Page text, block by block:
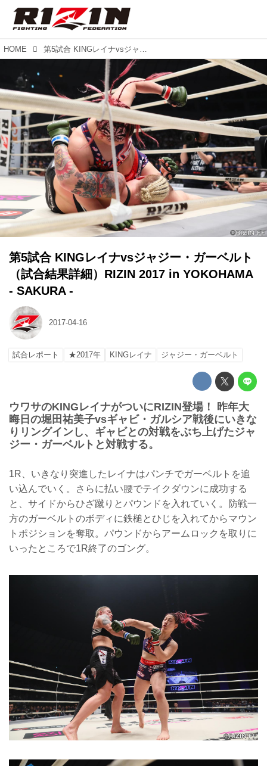
HOME 第5試合 KINGレイナvsジャジー・ガーベルト（試合結果詳細）RIZIN 2017 in YOKOHAMA - SAKURA -
第5試合 KINGレイナvsジャジー・ガーベルト
（試合結果詳細）RIZIN 2017 in YOKOHAMA
- SAKURA -
2017-04-16
試合レポート ★2017年 KINGレイナ ジャジー・ガーベルト
ウワサのKINGレイナがついにRIZIN登場！ 昨年大
晦日の堀田祐美子vsギャビ・ガルシア戦後にいきな
りリングインし、ギャビとの対戦をぶち上げたジャ
ジー・ガーベルトと対戦する。
1R、いきなり突進したレイナはパンチでガーベルトを追
い込んでいく。さらに払い腰でテイクダウンに成功する
と、サイドからひざ蹴りとパウンドを入れていく。防戦一
方のガーベルトのボディに鉄槌とひじを入れてからマウン
トポジションを奪取。パウンドからアームロックを取りに
いったところで1R終了のゴング。